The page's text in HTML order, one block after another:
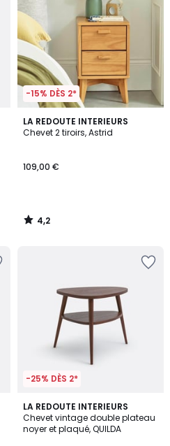
-15% DÈS 2*
LA REDOUTE INTERIEURS
Chevet 2 tiroirs, Astrid
109,00 €
4,2
/ 5
4,2
/
-25% DÈS 2*
LA REDOUTE INTERIEURS
Chevet vintage double plateau
noyer et plaqué, QUILDA